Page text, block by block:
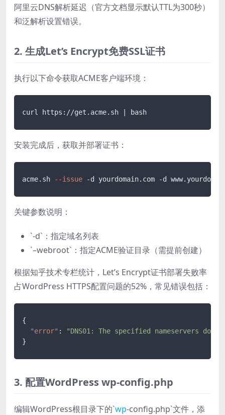
阿里云DNS解析延迟（官方文档显示默认TTL为300秒）
和泛解析设置错误。
2. 生成Let’s Encrypt免费SSL证书
执行以下命令获取ACME客户端环境：
curl https://get.acme.sh | bash
安装完成后，获取并部署证书：
acme.sh --issue -d yourdomain.com -d www
关键参数说明：
`-d`：指定域名列表
`–webroot`：指定ACME验证目录（需提前创建）
根据知乎技术专栏统计，Let’s Encrypt证书部署失败率
占WordPress HTTPS配置问题的52%，常见错误包括：
{
"error" :
"DNS01: The specified nameservers do
}
3. 配置WordPress wp-config.php
编辑WordPress根目录下的`wp-config.php`文件，添